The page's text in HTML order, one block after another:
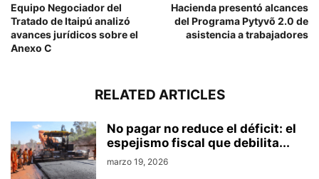
Equipo Negociador del
Tratado de Itaipú analizó
avances jurídicos sobre el
Anexo C
Hacienda presentó alcances
del Programa Pytyvõ 2.0 de
asistencia a trabajadores
RELATED ARTICLES
No pagar no reduce el déficit: el
espejismo fiscal que debilita...
marzo 19, 2026